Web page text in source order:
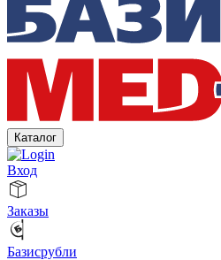
Каталог
Вход
Заказы
Базисрубли